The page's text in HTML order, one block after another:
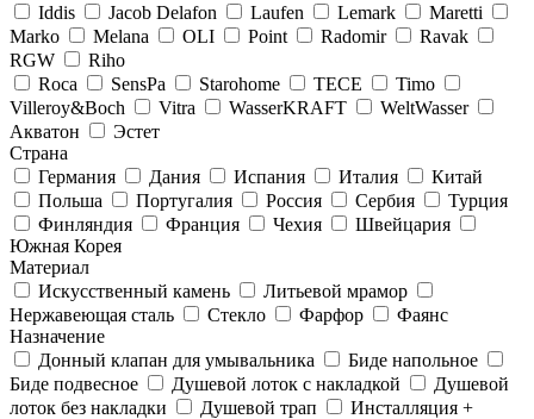
Iddis
Jacob Delafon Laufen Lemark
Maretti
Marko
Melana OLI Point Radomir
Ravak
RGW
Riho
Roca
SensPa Starohome TECE
Timo
Villeroy&Boсh
Vitra WasserKRAFT
WeltWasser
Акватон
Эстет
Страна
Германия
Дания Испания Италия
Китай
Польша
Португалия Россия Сербия
Турция
Финляндия
Франция Чехия
Швейцария
Южная Корея
Материал
Искусственный камень
Литьевой мрамор
Нержавеющая сталь
Стекло Фарфор
Фаянс
Назначение
Донный клапан для умывальника
Биде напольное
Биде подвесное
Душевой лоток с накладкой
Душевой
лоток без накладки
Душевой трап
Инсталляция +